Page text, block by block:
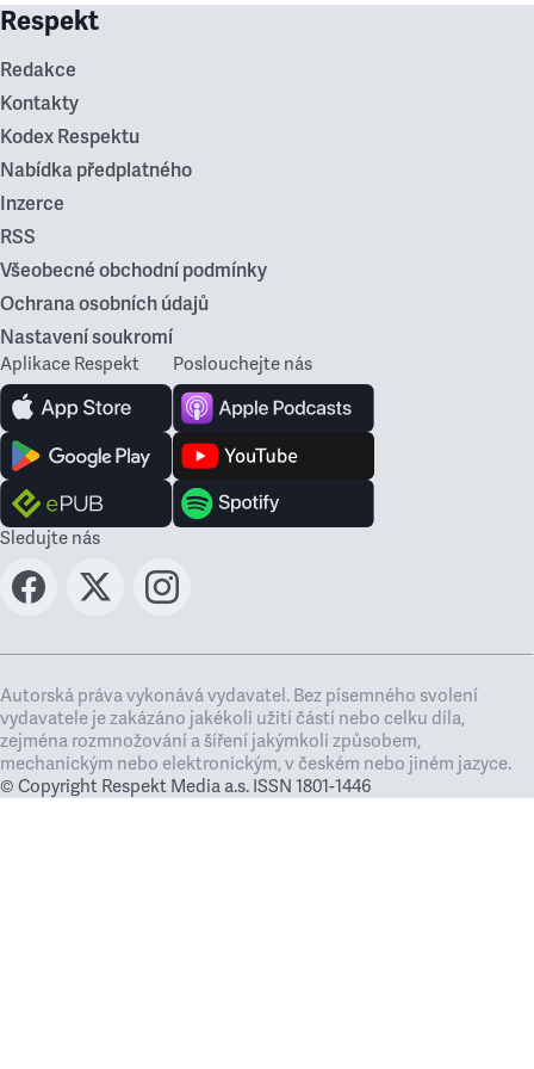
Respekt
Redakce
Kontakty
Kodex Respektu
Nabídka předplatného
Inzerce
RSS
Všeobecné obchodní podmínky
Ochrana osobních údajů
Nastavení soukromí
Aplikace Respekt Poslouchejte nás
Sledujte nás
Autorská práva vykonává vydavatel. Bez písemného svolení
vydavatele je zakázáno jakékoli užití částí nebo celku díla,
zejména rozmnožování a šíření jakýmkoli způsobem,
mechanickým nebo elektronickým, v českém nebo jiném jazyce.
© Copyright Respekt Media a.s. ISSN 1801-1446